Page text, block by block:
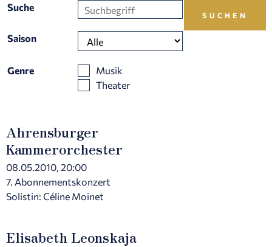
Suche
Saison
Genre
Musik
Theater
Ahrensburger
Kammerorchester
08.05.2010, 20:00
7. Abonnementskonzert
Solistin: Céline Moinet
Elisabeth Leonskaja